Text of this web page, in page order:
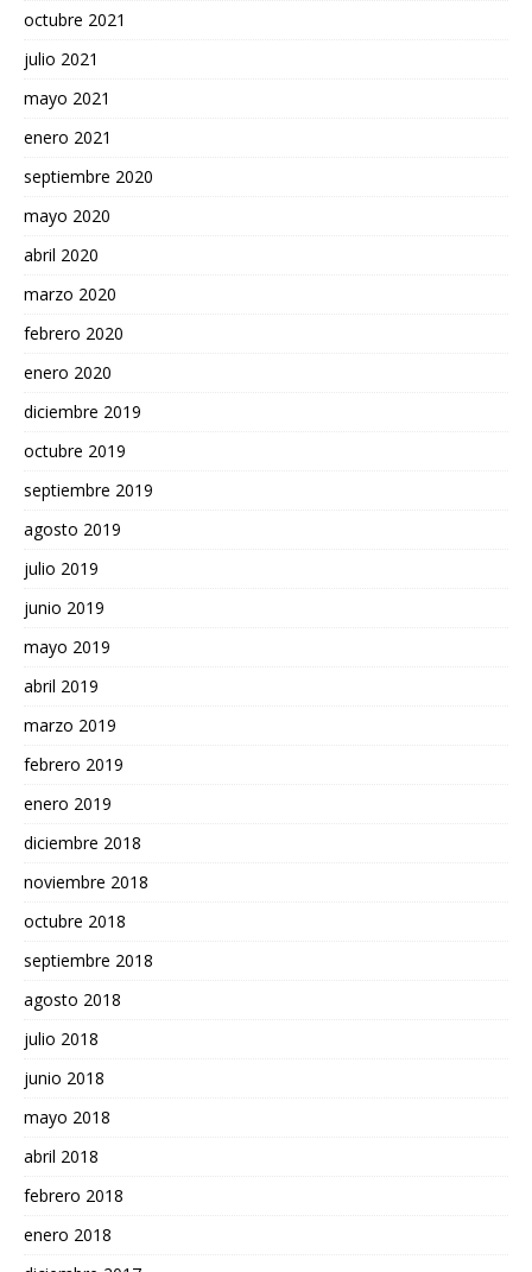
octubre 2021
julio 2021
mayo 2021
enero 2021
septiembre 2020
mayo 2020
abril 2020
marzo 2020
febrero 2020
enero 2020
diciembre 2019
octubre 2019
septiembre 2019
agosto 2019
julio 2019
junio 2019
mayo 2019
abril 2019
marzo 2019
febrero 2019
enero 2019
diciembre 2018
noviembre 2018
octubre 2018
septiembre 2018
agosto 2018
julio 2018
junio 2018
mayo 2018
abril 2018
febrero 2018
enero 2018